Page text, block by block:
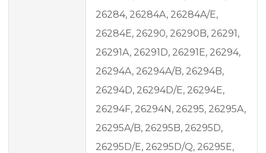
26284, 26284A, 26284A/E,
26284E, 26290, 26290B, 26291,
26291A, 26291D, 26291E, 26294,
26294A, 26294A/B, 26294B,
26294D, 26294D/E, 26294E,
26294F, 26294N, 26295, 26295A,
26295A/B, 26295B, 26295D,
26295D/E, 26295D/Q, 26295E,